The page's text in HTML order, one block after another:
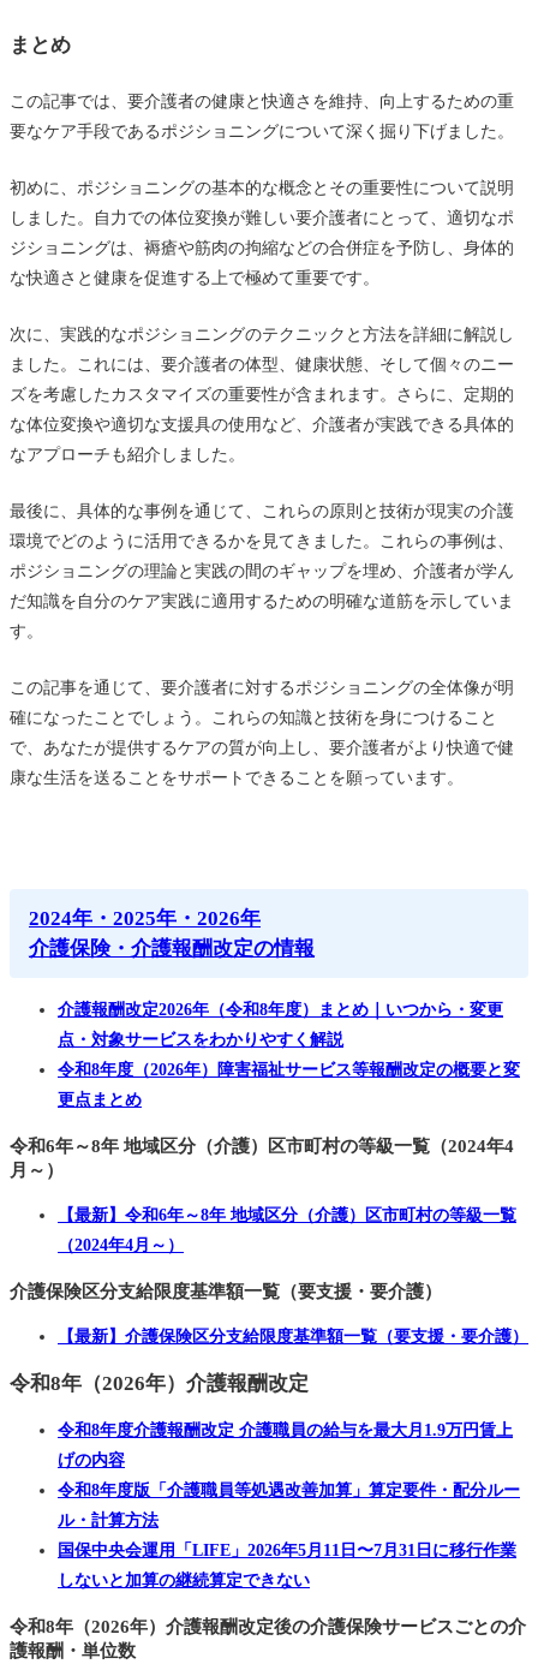
まとめ
この記事では、要介護者の健康と快適さを維持、向上するための重
要なケア手段であるポジショニングについて深く掘り下げました。
初めに、ポジショニングの基本的な概念とその重要性について説明
しました。自力での体位変換が難しい要介護者にとって、適切なポ
ジショニングは、褥瘡や筋肉の拘縮などの合併症を予防し、身体的
な快適さと健康を促進する上で極めて重要です。
次に、実践的なポジショニングのテクニックと方法を詳細に解説し
ました。これには、要介護者の体型、健康状態、そして個々のニー
ズを考慮したカスタマイズの重要性が含まれます。さらに、定期的
な体位変換や適切な支援具の使用など、介護者が実践できる具体的
なアプローチも紹介しました。
最後に、具体的な事例を通じて、これらの原則と技術が現実の介護
環境でどのように活用できるかを見てきました。これらの事例は、
ポジショニングの理論と実践の間のギャップを埋め、介護者が学ん
だ知識を自分のケア実践に適用するための明確な道筋を示していま
す。
この記事を通じて、要介護者に対するポジショニングの全体像が明
確になったことでしょう。これらの知識と技術を身につけること
で、あなたが提供するケアの質が向上し、要介護者がより快適で健
康な生活を送ることをサポートできることを願っています。
2024年・2025年・2026年
介護保険・介護報酬改定の情報
介護報酬改定2026年（令和8年度）まとめ｜いつから・変更
点・対象サービスをわかりやすく解説
令和8年度（2026年）障害福祉サービス等報酬改定の概要と変
更点まとめ
令和6年～8年 地域区分（介護）区市町村の等級一覧（2024年4
月～）
【最新】令和6年～8年 地域区分（介護）区市町村の等級一覧
（2024年4月～）
介護保険区分支給限度基準額一覧（要支援・要介護）
【最新】介護保険区分支給限度基準額一覧（要支援・要介護）
令和8年（2026年）介護報酬改定
令和8年度介護報酬改定 介護職員の給与を最大月1.9万円賃上
げの内容
令和8年度版「介護職員等処遇改善加算」算定要件・配分ルー
ル・計算方法
国保中央会運用「LIFE」2026年5月11日〜7月31日に移行作業
しないと加算の継続算定できない
令和8年（2026年）介護報酬改定後の介護保険サービスごとの介
護報酬・単位数